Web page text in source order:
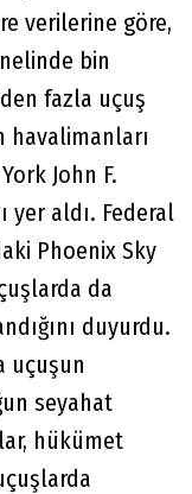
verilerine göre,
bin
fazla uçuş
John F.
yer aldı. Federal
Phoenix Sky
da
duyurdu.
uçuşun
seyahat
hükümet